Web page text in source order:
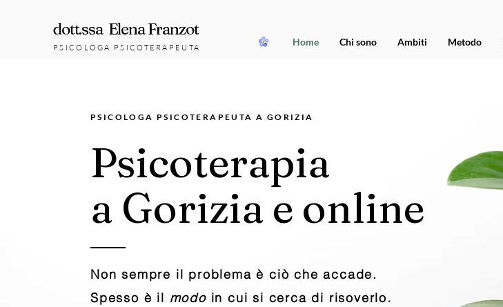
Home Chi sono Ambiti Metodo
dott.ssa Elena Franzot
PSICOLOGA PSICOTERAPEUTA
PSICOLOGA PSICOTERAPEUTA A GORIZIA
Psicoterapia
a Gorizia e online
Non sempre il problema è ciò che accade.
Spesso è il modoin cui si cerca di risoverlo.